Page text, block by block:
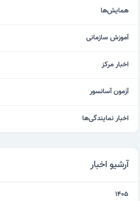
همایش‌ها
آموزش سازمانی
اخبار مرکز
آزمون آسانسور
اخبار نمایندگی‌ها
آرشیو اخبار
۱۴۰۵